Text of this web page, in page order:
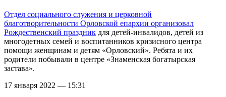
Отдел социального служения и церковной
благотворительности Орловской епархии организовал
Рождественский праздник для детей-инвалидов, детей из
многодетных семей и воспитанников кризисного центра
помощи женщинам и детям «Орловский». Ребята и их
родители побывали в центре «Знаменская богатырская
застава».
17 января 2022 — 15:31